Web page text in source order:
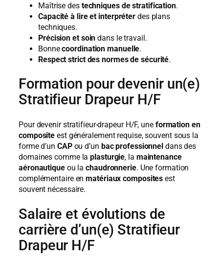
Maîtrise des techniques de stratification.
Capacité à lire et interpréter des plans
techniques.
Précision et soin dans le travail.
Bonnecoordination manuelle.
Respect strict des normes de sécurité.
Formation pour devenir un(e)
Stratifieur Drapeur H/F
Pour devenir stratifieur-drapeur H/F, une formation en
composite est généralement requise, souvent sous la
forme d’un CAPou d’un bac professionnel dans des
domaines comme laplasturgie, la maintenance
aéronautiqueou lachaudronnerie. Une formation
complémentaire enmatériaux composites est
souvent nécessaire.
Salaire et évolutions de
carrière d’un(e) Stratifieur
Drapeur H/F